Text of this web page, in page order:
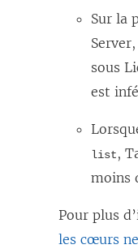
e
d
a
n
u
n
e
n
o
Sur la
sous
est
list,
moins
Pour plus
les cœurs